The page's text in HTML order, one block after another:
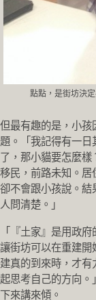
點點，是街坊決
但最有趣的是，小
題。「我記得有一
了，那小貓要怎麼
移民，前路未知。居
卻不會跟小孩說。
人問清楚。」
「『土家』是用政
讓街坊可以在重建
建真的到來時，才
起思考自己的方向
下來講來傾。